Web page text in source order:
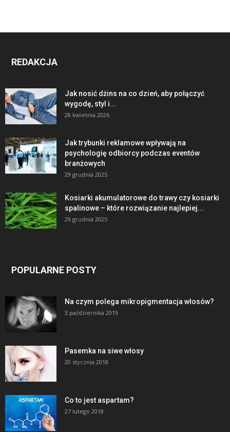
REDAKCJA
Jak nosić dżins na co dzień, aby połączyć
wygodę, styl i...
28 kwietnia 2026
Jak trybunki reklamowe wpływają na
psychologię odbiorcy podczas eventów
branżowych
29 grudnia 2025
Kosiarki akumulatorowe do trawy czy kosiarki
spalinowe – które rozwiązanie najlepiej...
29 grudnia 2025
POPULARNE POSTY
Na czym polega mikropigmentacja włosów?
3 października 2019
Pasemka na siwe włosy
20 stycznia 2018
Co to jest aspartam?
27 lutego 2018